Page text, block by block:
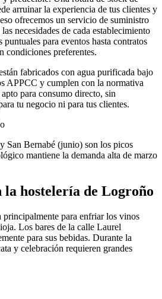
arruinar la experiencia de tus clientes y
ofrecemos un servicio de suministro
necesidades de cada establecimiento
puntuales para eventos hasta contratos
condiciones preferentes.
fabricados con agua purificada bajo
APPCC y cumplen con la normativa
para consumo directo, sin
tu negocio ni para tus clientes.
San Bernabé (junio) son los picos
mantiene la demanda alta de marzo
la hostelería de Logroño
para enfriar los vinos
Los bares de la calle Laurel
para sus bebidas. Durante la
y celebración requieren grandes